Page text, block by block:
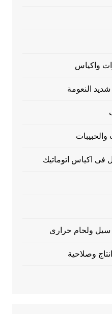
واكياس
شديد النعومة
والحبيبات
فى اكياس اتوماتيك
سيل ولحام حرارى
وصلاحية